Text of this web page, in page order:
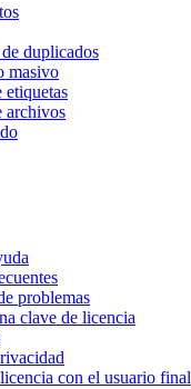
duplicados
masivo
etiquetas
archivos
problemas
clave de licencia
con el usuario final